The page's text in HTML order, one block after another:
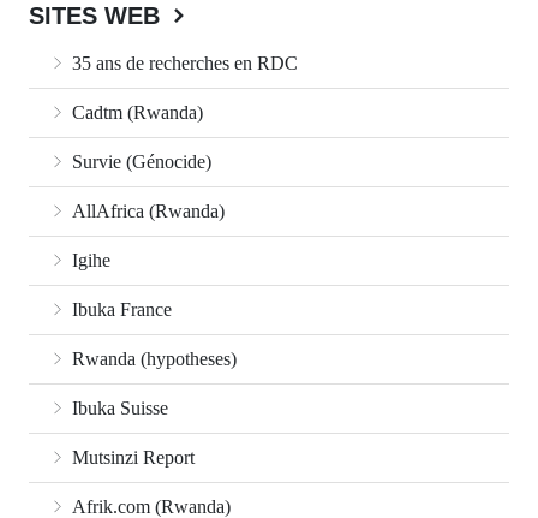
SITES WEB
35 ans de recherches en RDC
Cadtm (Rwanda)
Survie (Génocide)
AllAfrica (Rwanda)
Igihe
Ibuka France
Rwanda (hypotheses)
Ibuka Suisse
Mutsinzi Report
Afrik.com (Rwanda)